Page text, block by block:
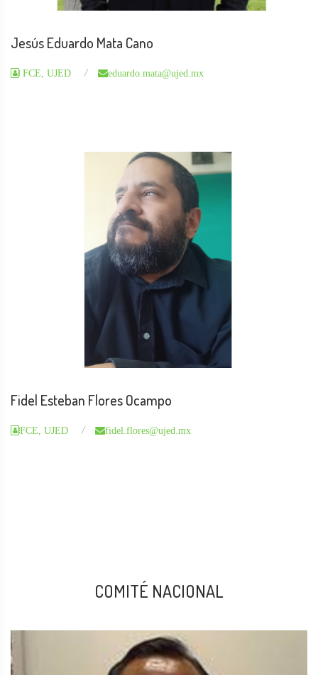
Jesús Eduardo Mata Cano
FCE, UJED eduardo.mata@ujed.mx
Fidel Esteban Flores Ocampo
FCE, UJED fidel.flores@ujed.mx
COMITÉ NACIONAL